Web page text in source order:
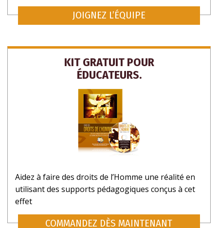
JOIGNEZ L’ÉQUIPE
KIT GRATUIT POUR
ÉDUCATEURS.
Aidez à faire des droits de l’Homme une réalité en
utilisant des supports pédagogiques conçus à cet
effet
COMMANDEZ DÈS MAINTENANT